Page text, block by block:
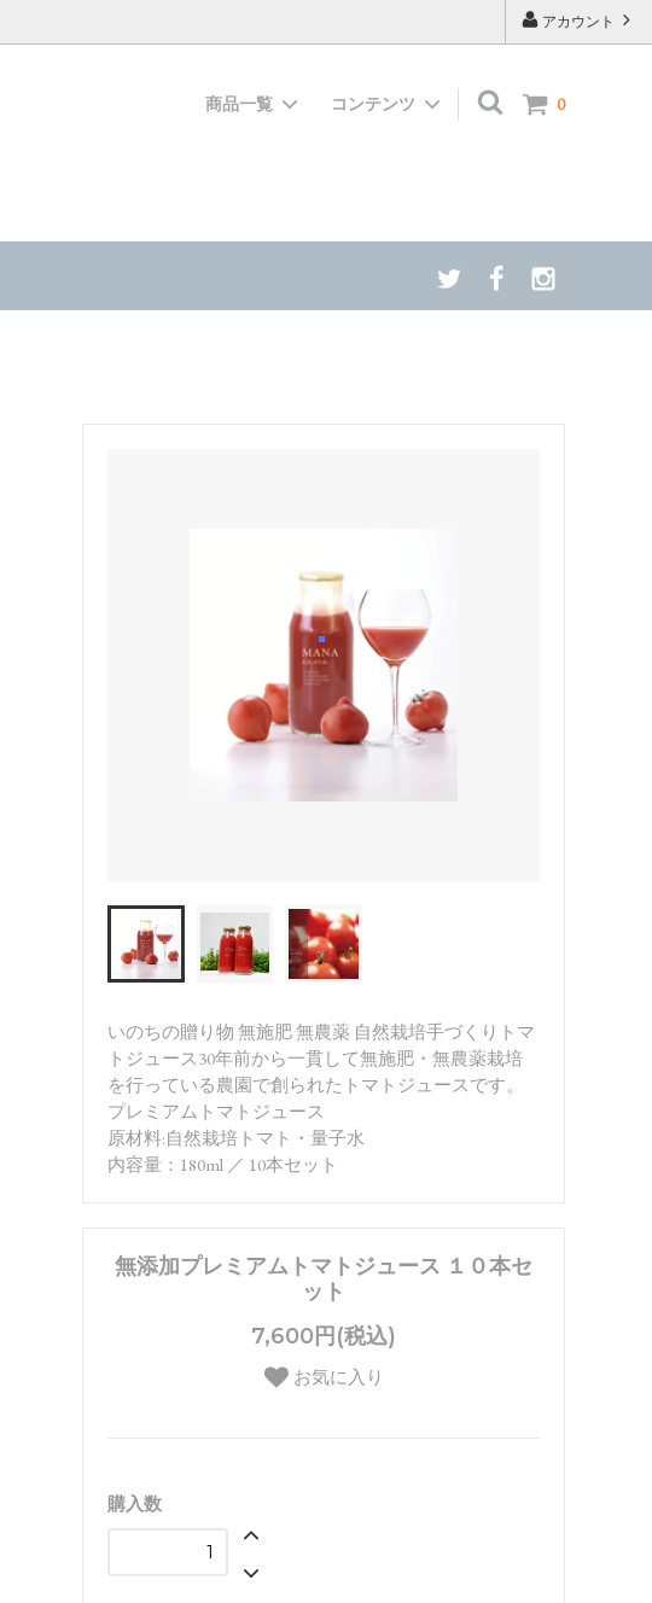
アカウント
0
商品一覧 コンテンツ
いのちの贈り物 無施肥 無農薬 自然栽培手づくりトマ
トジュース30年前から一貫して無施肥・無農薬栽培
を行っている農園で創られたトマトジュースです。
プレミアムトマトジュース
原材料:自然栽培トマト・量子水
内容量：180ml ／ 10本セット
無添加プレミアムトマトジュース １０本セ
ット
7,600円(税込)
お気に入り
購入数